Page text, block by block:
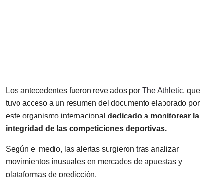
Los antecedentes fueron revelados por The Athletic, que
tuvo acceso a un resumen del documento elaborado por
este organismo internacional dedicado a monitorear la
integridad de las competiciones deportivas.
Según el medio, las alertas surgieron tras analizar
movimientos inusuales en mercados de apuestas y
plataformas de predicción.